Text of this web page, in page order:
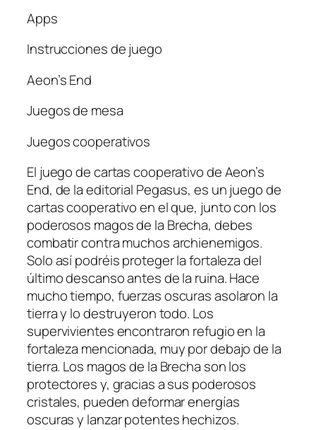
Apps
Instrucciones de juego
Aeon’s End
Juegos de mesa
Juegos cooperativos
El juego de cartas cooperativo de Aeon’s
End, de la editorial Pegasus, es un juego de
cartas cooperativo en el que, junto con los
poderosos magos de la Brecha, debes
combatir contra muchos archienemigos.
Solo así podréis proteger la fortaleza del
último descanso antes de la ruina. Hace
mucho tiempo, fuerzas oscuras asolaron la
tierra y lo destruyeron todo. Los
supervivientes encontraron refugio en la
fortaleza mencionada, muy por debajo de la
tierra. Los magos de la Brecha son los
protectores y, gracias a sus poderosos
cristales, pueden deformar energías
oscuras y lanzar potentes hechizos.